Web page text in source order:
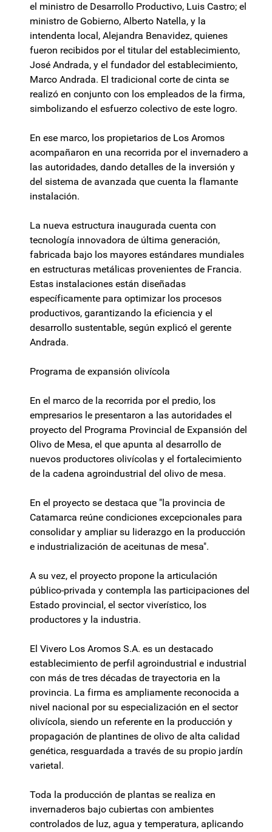
el ministro de Desarrollo Productivo, Luis Castro; el
ministro de Gobierno, Alberto Natella, y la
intendenta local, Alejandra Benavidez, quienes
fueron recibidos por el titular del establecimiento,
José Andrada, y el fundador del establecimiento,
Marco Andrada. El tradicional corte de cinta se
realizó en conjunto con los empleados de la firma,
simbolizando el esfuerzo colectivo de este logro.
En ese marco, los propietarios de Los Aromos
acompañaron en una recorrida por el invernadero a
las autoridades, dando detalles de la inversión y
del sistema de avanzada que cuenta la flamante
instalación.
La nueva estructura inaugurada cuenta con
tecnología innovadora de última generación,
fabricada bajo los mayores estándares mundiales
en estructuras metálicas provenientes de Francia.
Estas instalaciones están diseñadas
específicamente para optimizar los procesos
productivos, garantizando la eficiencia y el
desarrollo sustentable, según explicó el gerente
Andrada.
Programa de expansión olivícola
En el marco de la recorrida por el predio, los
empresarios le presentaron a las autoridades el
proyecto del Programa Provincial de Expansión del
Olivo de Mesa, el que apunta al desarrollo de
nuevos productores olivícolas y el fortalecimiento
de la cadena agroindustrial del olivo de mesa.
En el proyecto se destaca que "la provincia de
Catamarca reúne condiciones excepcionales para
consolidar y ampliar su liderazgo en la producción
e industrialización de aceitunas de mesa".
A su vez, el proyecto propone la articulación
público-privada y contempla las participaciones del
Estado provincial, el sector viverístico, los
productores y la industria.
El Vivero Los Aromos S.A. es un destacado
establecimiento de perfil agroindustrial e industrial
con más de tres décadas de trayectoria en la
provincia. La firma es ampliamente reconocida a
nivel nacional por su especialización en el sector
olivícola, siendo un referente en la producción y
propagación de plantines de olivo de alta calidad
genética, resguardada a través de su propio jardín
varietal.
Toda la producción de plantas se realiza en
invernaderos bajo cubiertas con ambientes
controlados de luz, agua y temperatura, aplicando